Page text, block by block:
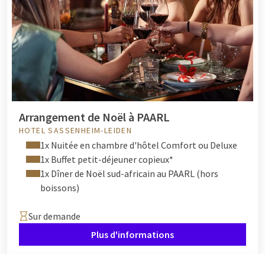
autres.
Les adultes du groupe peuvent tranquillement profiter de
l'ambiance de Noël et du dîner copieux tandis que les enfants
sont divertis. En dehors des plaisirs culinaires, il y a
suffisamment d'occasions de divertir les enfants. Visitez par
exemple un parc d'attractions dans une atmosphère hivernale
féerique, spécial pour les jeunes et les moins jeunes ! Ou allez
ensemble à une patinoire dans la ville.
Préférez-vous rester à l'hôtel ? Divers hôtels Van der Valk
disposent d'unepiscine. Toujours amusant de faire un
plongeon dans la piscine avec les enfants.
Arrangement de Noël à PAARL
HOTEL SASSENHEIM-LEIDEN
1x Nuitée en chambre d'hôtel Comfort ou Deluxe
1x Buffet petit-déjeuner copieux*
1x Dîner de Noël sud-africain au PAARL (hors
boissons)
Sur demande
Plus d'informations